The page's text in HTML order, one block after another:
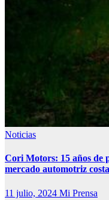
Noticias
Cori Motors: 15 años de
mercado automotriz
11 julio, 2024 Mi Prensa